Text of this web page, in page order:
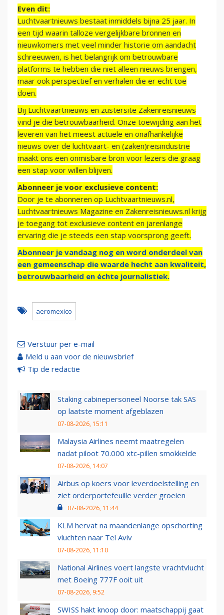
Even dit:
Luchtvaartnieuws bestaat inmiddels bijna 25 jaar. In
een tijd waarin talloze vergelijkbare bronnen en
nieuwkomers met veel minder historie om aandacht
schreeuwen, is het belangrijk om betrouwbare
platforms te hebben die niet alleen nieuws brengen,
maar ook perspectief en verhalen die er echt toe
doen.
Bij Luchtvaartnieuws en zustersite Zakenreisnieuws
vind je die betrouwbaarheid. Onze toewijding aan het
leveren van het meest actuele en onafhankelijke
nieuws over de luchtvaart- en (zaken)reisindustrie
maakt ons een onmisbare bron voor lezers die graag
een stap voor willen blijven.
Abonneer je voor exclusieve content:
Door je te abonneren op Luchtvaartnieuws.nl,
Luchtvaartnieuws Magazine en Zakenreisnieuws.nl krijg
je toegang tot exclusieve content en jarenlange
ervaring die je steeds een stap voorsprong geeft.
Abonneer je vandaag nog en word onderdeel van
een gemeenschap die waarde hecht aan kwaliteit,
betrouwbaarheid en échte journalistiek.
aeromexico
Verstuur per e-mail
Meld u aan voor de nieuwsbrief
Tip de redactie
Staking cabinepersoneel Noorse tak SAS
op laatste moment afgeblazen
07-08-2026, 15:11
Malaysia Airlines neemt maatregelen
nadat piloot 70.000 xtc-pillen smokkelde
07-08-2026, 14:07
Airbus op koers voor leverdoelstelling en
ziet orderportefeuille verder groeien
07-08-2026, 11:44
KLM hervat na maandenlange opschorting
vluchten naar Tel Aviv
07-08-2026, 11:10
National Airlines voert langste vrachtvlucht
met Boeing 777F ooit uit
07-08-2026, 9:52
SWISS hakt knoop door: maatschappij gaat